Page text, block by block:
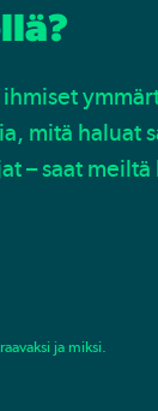
mitä haluat
– saat
ja miksi.